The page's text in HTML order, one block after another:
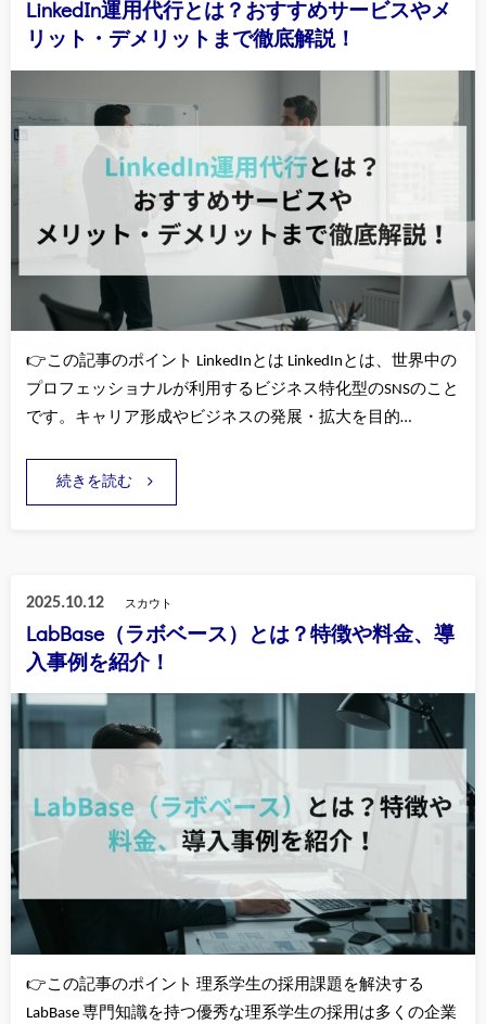
LinkedIn運用代行とは？おすすめサービスやメ
リット・デメリットまで徹底解説！
👉この記事のポイント LinkedInとは LinkedInとは、世界中の
プロフェッショナルが利用するビジネス特化型のSNSのこと
です。キャリア形成やビジネスの発展・拡大を目的…
続きを読む
2025.10.12 スカウト
LabBase（ラボベース）とは？特徴や料金、導
入事例を紹介！
👉この記事のポイント 理系学生の採用課題を解決する
LabBase 専門知識を持つ優秀な理系学生の採用は多くの企業